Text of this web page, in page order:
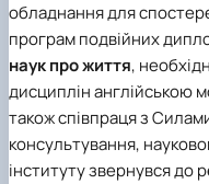
обладнання для
програм подвійних
наук про життя,
дисциплін англійською
також співпраця з
консультування,
інституту звернувся до